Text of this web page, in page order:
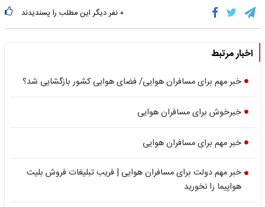
۰ نفر دیگر این مطلب را پسندیدند
اخبار مرتبط
خبر مهم برای مسافران هوایی/ فضای هوایی کشور بازگشایی شد؟
خبرخوش برای مسافران هوایی
خبر مهم برای مسافران هوایی
خبر مهم دولت برای مسافران هوایی | فریب تبلیغات فروش بلیت
هواپیما را نخورید